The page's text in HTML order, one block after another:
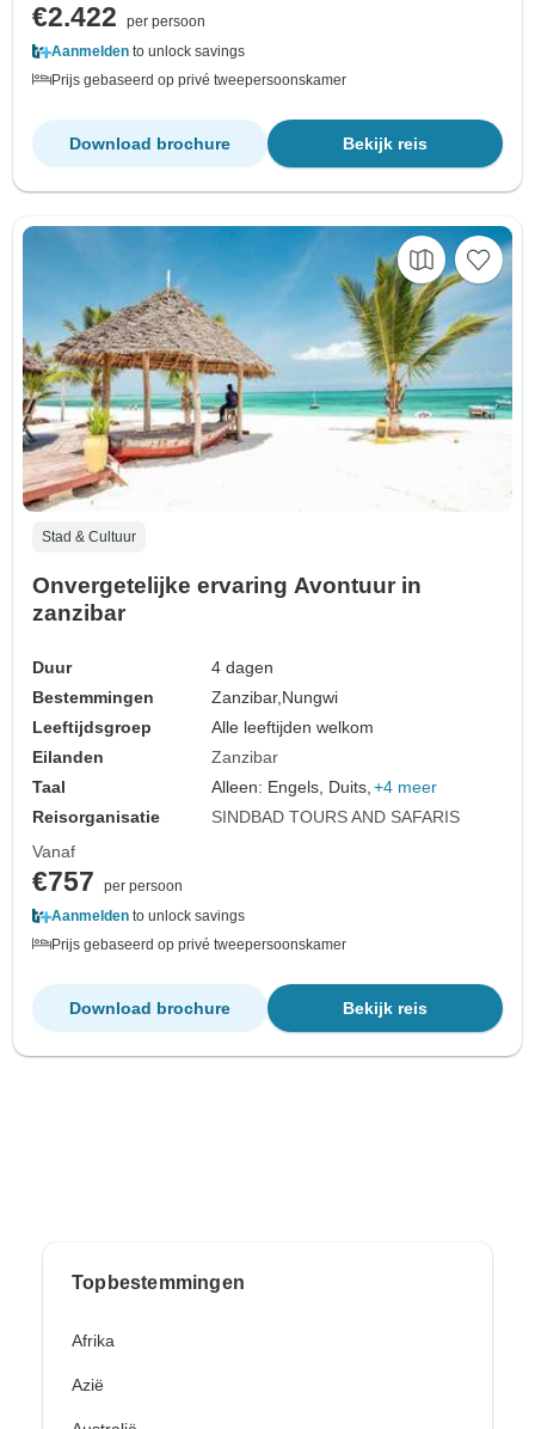
€2.422
per persoon
Aanmelden to unlock savings
Prijs gebaseerd op privé tweepersoonskamer
Bekijk reis
Download brochure
Stad & Cultuur
Onvergetelijke ervaring Avontuur in
zanzibar
Duur
4 dagen
Bestemmingen
Zanzibar,Nungwi
Leeftijdsgroep
Alle leeftijden welkom
Eilanden
Zanzibar
Taal
Alleen: Engels, Duits, +4 meer
Reisorganisatie
SINDBAD TOURS AND SAFARIS
Vanaf
€757
per persoon
Aanmelden to unlock savings
Prijs gebaseerd op privé tweepersoonskamer
Bekijk reis
Download brochure
Topbestemmingen
Afrika
Azië